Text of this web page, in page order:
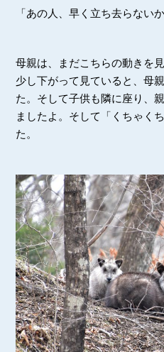
「あの人、早く立ち去らない
母親は、まだこちらの動きを
少し下がって見ていると、母
た。そして子供も隣に座り、
ましたよ。そして「くちゃく
た。